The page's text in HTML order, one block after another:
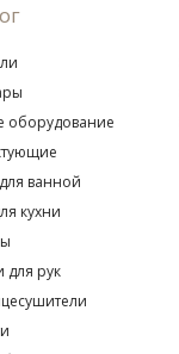
оборудование
ванной
кухни
для рук